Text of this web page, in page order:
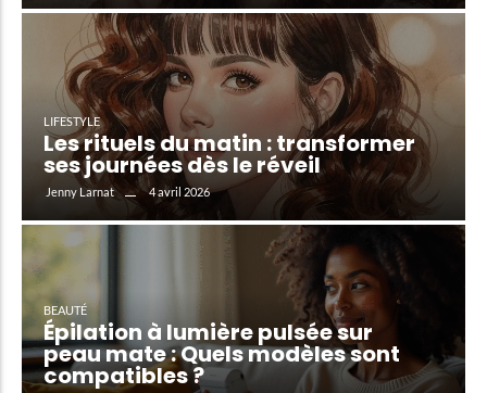
LIFESTYLE
Les rituels du matin : transformer
ses journées dès le réveil
Jenny Larnat 4 avril 2026
BEAUTÉ
Épilation à lumière pulsée sur
peau mate : Quels modèles sont
compatibles ?